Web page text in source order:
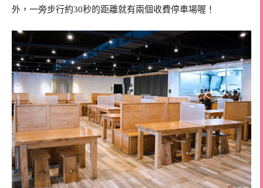
外，一旁步行約30秒的距離就有兩個收費停車場喔！